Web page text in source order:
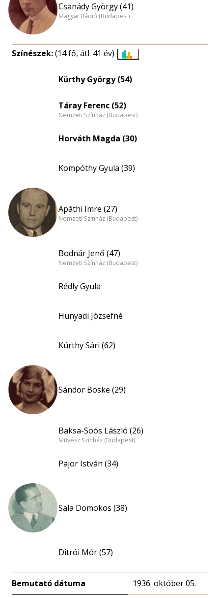
Csanády György (41)
Magyar Rádió (Budapest)
Színészek:(14 fő, átl. 41 év)
eloszlás
Kürthy György (54)
Táray Ferenc (52)
Nemzeti Színház (Budapest)
Horváth Magda (30)
Kompóthy Gyula (39)
Apáthi Imre (27)
Nemzeti Színház (Budapest)
Bodnár Jenő (47)
Nemzeti Színház (Budapest)
Rédly Gyula
Hunyadi Józsefné
Kürthy Sári (62)
Sándor Böske (29)
Baksa-Soós László (26)
Művész Színház (Budapest)
Pajor István (34)
Sala Domokos (38)
Ditrói Mór (57)
Bemutató dátuma 1936. október 05.